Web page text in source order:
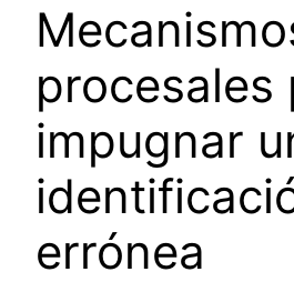
procesales
impugnar
errónea